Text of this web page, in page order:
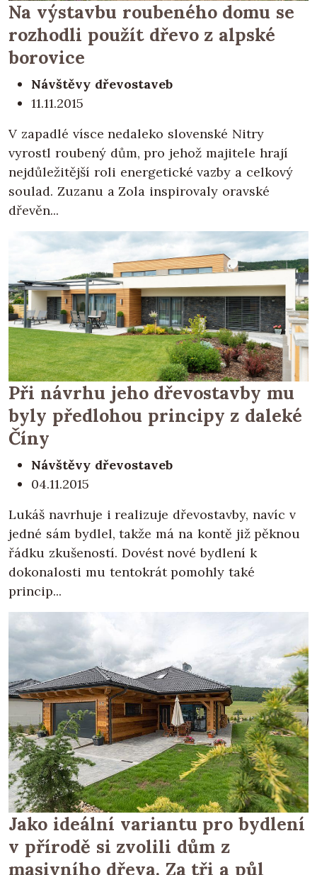
Na výstavbu roubeného domu se
rozhodli použít dřevo z alpské
borovice
Návštěvy dřevostaveb
11.11.2015
V zapadlé vísce nedaleko slovenské Nitry
vyrostl roubený dům, pro jehož majitele hrají
nejdůležitější roli energetické vazby a celkový
soulad. Zuzanu a Zola inspirovaly oravské
dřevěn...
Při návrhu jeho dřevostavby mu
byly předlohou principy z daleké
Číny
Návštěvy dřevostaveb
04.11.2015
Lukáš navrhuje i realizuje dřevostavby, navíc v
jedné sám bydlel, takže má na kontě již pěknou
řádku zkušeností. Dovést nové bydlení k
dokonalosti mu tentokrát pomohly také
princip...
Jako ideální variantu pro bydlení
v přírodě si zvolili dům z
masivního dřeva. Za tři a půl